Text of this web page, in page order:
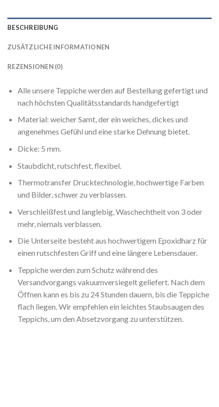
BESCHREIBUNG
ZUSÄTZLICHE INFORMATIONEN
REZENSIONEN (0)
Alle unsere Teppiche werden auf Bestellung gefertigt und
nach höchsten Qualitätsstandards handgefertigt
Material: weicher Samt, der ein weiches, dickes und
angenehmes Gefühl und eine starke Dehnung bietet.
Dicke: 5 mm.
Staubdicht, rutschfest, flexibel.
Thermotransfer Drucktechnologie, hochwertige Farben
und Bilder, schwer zu verblassen.
Verschleißfest und langlebig, Waschechtheit von 3 oder
mehr, niemals verblassen.
Die Unterseite besteht aus hochwertigem Epoxidharz für
einen rutschfesten Griff und eine längere Lebensdauer.
Teppiche werden zum Schutz während des
Versandvorgangs vakuumversiegelt geliefert. Nach dem
Öffnen kann es bis zu 24 Stunden dauern, bis die Teppiche
flach liegen. Wir empfehlen ein leichtes Staubsaugen des
Teppichs, um den Absetzvorgang zu unterstützen.